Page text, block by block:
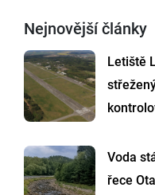
Nejnovější články
Letiště
Voda
řece